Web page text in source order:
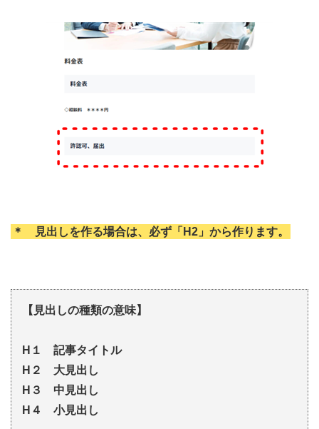
＊ 見出しを作る場合は、必ず「 H2 」から作ります。
【見出しの種類の意味】
H１ 記事タイトル
H２ 大見出し
H３ 中見出し
H４ 小見出し